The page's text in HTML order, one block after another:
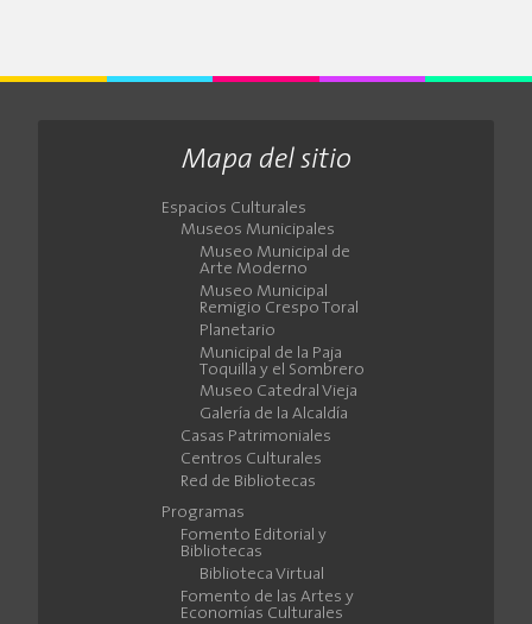
Mapa del sitio
Espacios Culturales
Museos Municipales
Museo Municipal de
Arte Moderno
Museo Municipal
Remigio Crespo Toral
Planetario
Municipal de la Paja
Toquilla y el Sombrero
Museo Catedral Vieja
Galería de la Alcaldía
Casas Patrimoniales
Centros Culturales
Red de Bibliotecas
Programas
Fomento Editorial y
Bibliotecas
Biblioteca Virtual
Fomento de las Artes y
Economías Culturales